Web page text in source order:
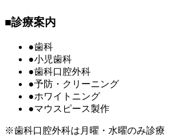
■診療案内
●歯科
●小児歯科
●歯科口腔外科
●予防・クリーニング
●ホワイトニング
●マウスピース製作
※歯科口腔外科は月曜・水曜のみ診療